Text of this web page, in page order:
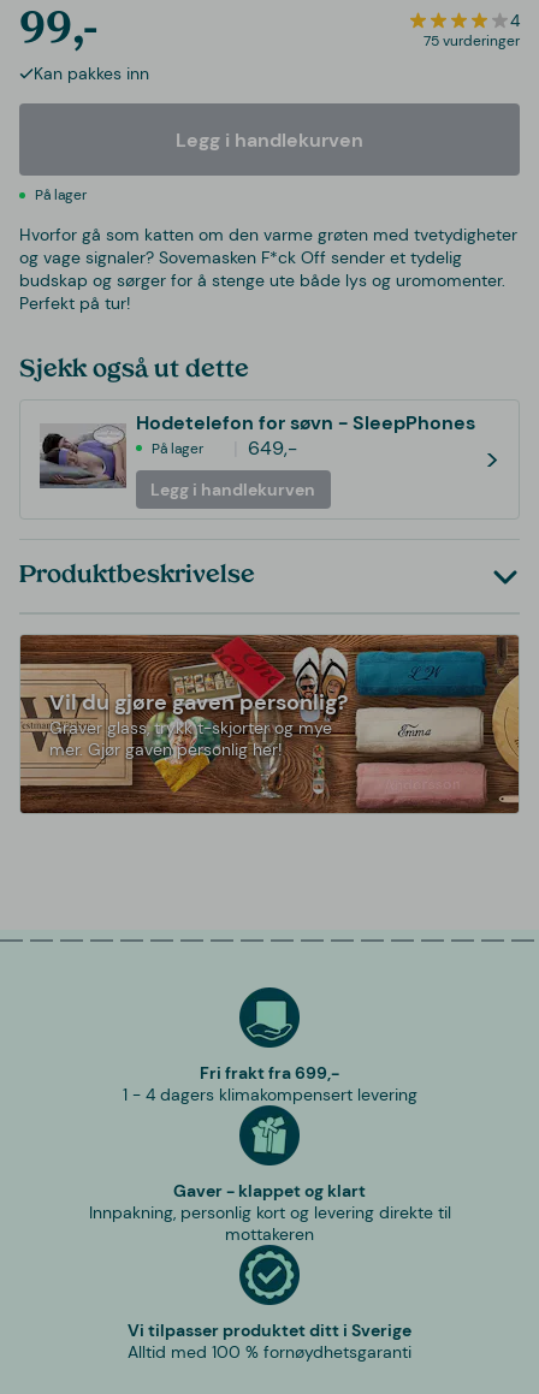
99,- 4
75 vurderinger
Kan pakkes inn
Legg i handlekurven
På lager
Hvorfor gå som katten om den varme grøten med tvetydigheter
og vage signaler? Sovemasken F*ck Off sender et tydelig
budskap og sørger for å stenge ute både lys og uromomenter.
Perfekt på tur!
Sjekk også ut dette
Hodetelefon for søvn - SleepPhones
På lager 649,-
Legg i handlekurven
>
Produktbeskrivelse
Vil du gjøre gaven personlig?
Graver glass, trykk t-skjorter og mye
mer. Gjør gaven personlig her!
Fri frakt fra 699,-
1 - 4 dagers klimakompensert levering
Gaver - klappet og klart
Innpakning, personlig kort og levering direkte til
mottakeren
Vi tilpasser produktet ditt i Sverige
Alltid med 100 % fornøydhetsgaranti